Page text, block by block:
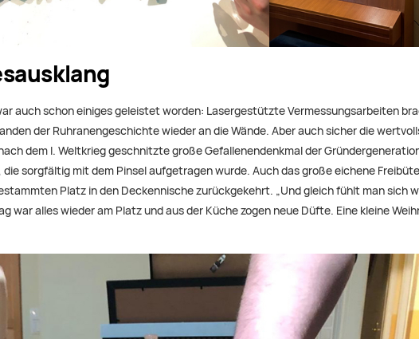
auch schon einiges geleistet worden: Lasergestützte Vermessungsarbeiten
der Ruhranengeschichte wieder an die Wände. Aber auch sicher die
dem I. Weltkrieg geschnitzte große Gefallenendenkmal der
sorgfältig mit dem Pinsel aufgetragen wurde. Auch das große eichene
Platz in den Deckennische zurückgekehrt. „Und gleich fühlt man sich
war alles wieder am Platz und aus der Küche zogen neue Düfte. Eine kleine